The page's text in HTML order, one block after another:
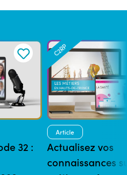
32 :
C2RP
Article
Actualisez vos
connaissances